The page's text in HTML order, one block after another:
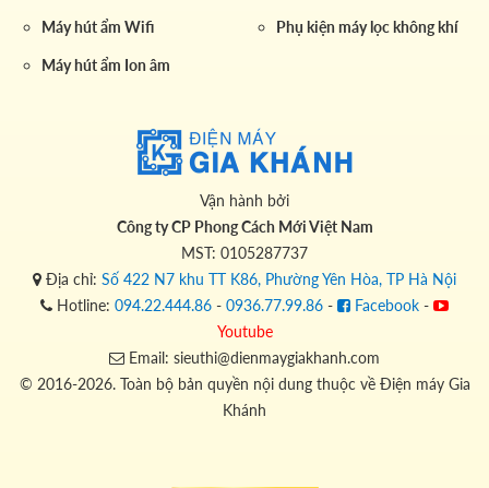
Máy hút ẩm Wifi
Máy hút ẩm Ion âm
Phụ kiện máy lọc không khí
Vận hành bởi
Công ty CP Phong Cách Mới Việt Nam
MST: 0105287737
Địa chỉ: Số 422 N7 khu TT K86, Phường Yên Hòa, TP Hà Nội
Hotline: 094.22.444.86 - 0936.77.99.86 - Facebook -
Youtube
Email: sieuthi@dienmaygiakhanh.com
© 2016-2026. Toàn bộ bản quyền nội dung thuộc về Điện máy Gia
Khánh